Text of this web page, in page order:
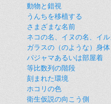
動物と錯視
うんちを移植する
さまざまな名前
ネコの名、イヌの名、イ
ガラスの（のような）身体
パジャマあるいは部屋着
等比数列の階段
刻まれた環境
ホコリの色
衛生仮説の向こう側